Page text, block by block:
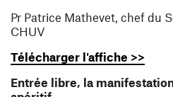
Pr Patrice Mathevet, chef du
CHUV
Télécharger l'affiche >>
Entrée libre, la